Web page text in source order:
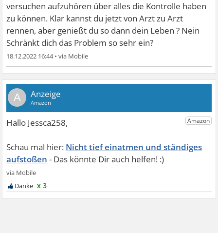
versuchen aufzuhören über alles die Kontrolle haben
zu können. Klar kannst du jetzt von Arzt zu Arzt
rennen, aber genießt du so dann dein Leben ? Nein
Schränkt dich das Problem so sehr ein?
18.12.2022 16:44•
A
Nicht tief einatmen und ständiges
aufstoßen
x 3